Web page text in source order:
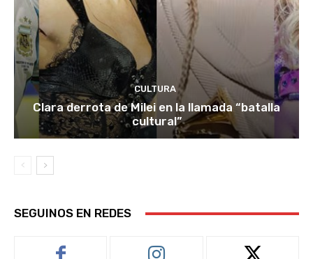
CULTURA
Clara derrota de Milei en la llamada “batalla
cultural”
SEGUINOS EN REDES